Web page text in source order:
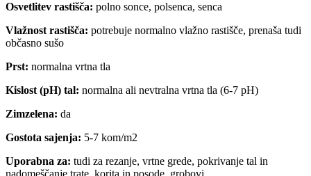
Osvetlitev rastišča: polno sonce, polsenca, senca
Vlažnost rastišča: potrebuje normalno vlažno rastišče, prenaša tudi
občasno sušo
Prst: normalna vrtna tla
Kislost (pH) tal: normalna ali nevtralna vrtna tla (6-7 pH)
Zimzelena: da
Gostota sajenja: 5-7 kom/m2
Uporabna za: tudi za rezanje, vrtne grede, pokrivanje tal in